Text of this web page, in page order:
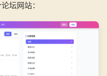
坛网站：